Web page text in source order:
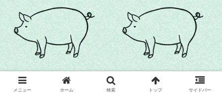
メニュー ホーム 検索 トップ サイドバー